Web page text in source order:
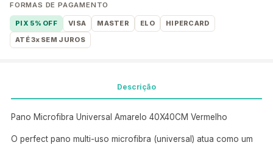
FORMAS DE PAGAMENTO
PIX 5% OFF VISA MASTER ELO
HIPERCARD
ATÉ 3x SEM JUROS
Descrição
Pano Microfibra Universal Amarelo 40X40CM Vermelho
O perfect pano multi-uso microfibra (universal) atua como um